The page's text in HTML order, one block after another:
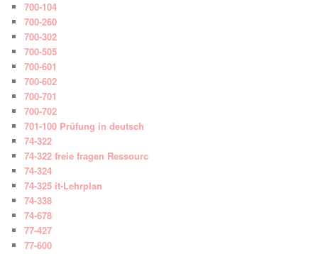
700-104
700-260
700-302
700-505
700-601
700-602
700-701
700-702
701-100 Prüfung in deutsch
74-322
74-322 freie fragen Ressourc
74-324
74-325 it-Lehrplan
74-338
74-678
77-427
77-600